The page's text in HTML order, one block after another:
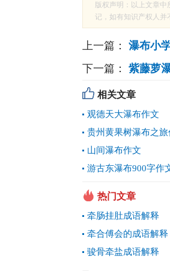
版权声明：以上文章
记，如有知识产权人并
上一篇：
瀑布小
下一篇：
紫藤萝
相关文章
观德天大瀑布作文
贵州黄果树瀑布之旅
山间瀑布作文
游古东瀑布900字作
热门文章
牵肠挂肚成语解释
牵合傅会的成语解释
骏骨牵盐成语解释